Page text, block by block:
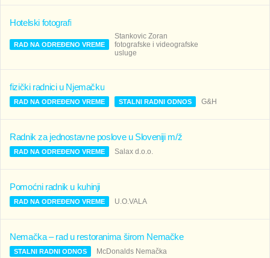
Hotelski fotografi
RAD NA ODREĐENO VREME
Stankovic Zoran
fotografske i videografske
usluge
fizički radnici u Njemačku
RAD NA ODREĐENO VREME STALNI RADNI ODNOS G&H
Radnik za jednostavne poslove u Sloveniji m/ž
RAD NA ODREĐENO VREME Salax d.o.o.
Pomoćni radnik u kuhinji
RAD NA ODREĐENO VREME U.O.VALA
Nemačka – rad u restoranima širom Nemačke
STALNI RADNI ODNOS McDonalds Nemačka